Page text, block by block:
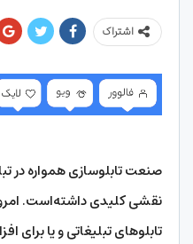
اشتراک
صنعت تابلوسازی همواره در
نقشی کلیدی داشته‌است.
تابلوهای تبلیغاتی و یا